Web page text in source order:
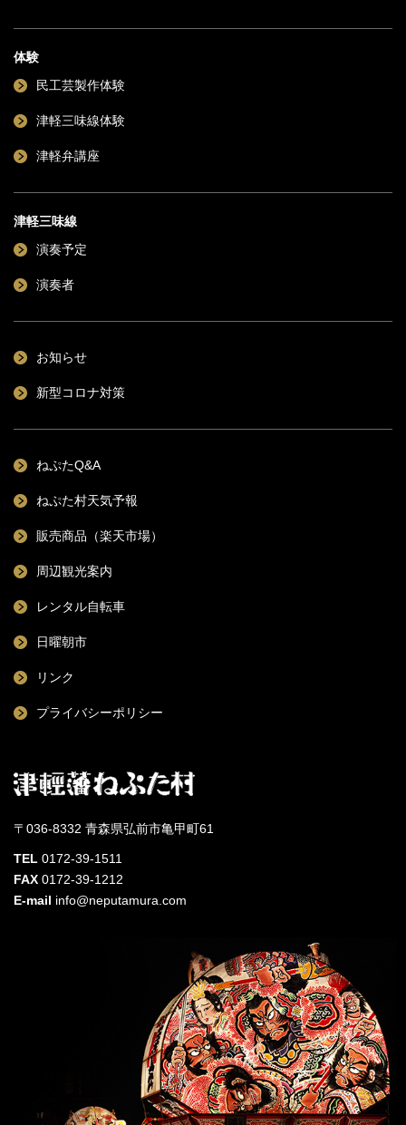
体験
民工芸製作体験
津軽三味線体験
津軽弁講座
津軽三味線
演奏予定
演奏者
お知らせ
新型コロナ対策
ねぷたQ&A
ねぷた村天気予報
販売商品（楽天市場）
周辺観光案内
レンタル自転車
日曜朝市
リンク
プライバシーポリシー
〒036-8332 青森県弘前市亀甲町61
TEL 0172-39-1511
FAX 0172-39-1212
E-mail info@neputamura.com